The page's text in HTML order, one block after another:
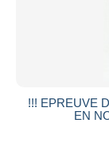
!!! EPREUVE
EN